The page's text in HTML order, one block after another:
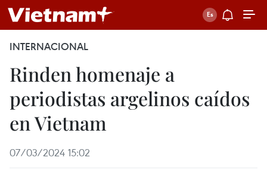
INTERNACIONAL
Rinden homenaje a
periodistas argelinos caídos
en Vietnam
07/03/2024 15:02